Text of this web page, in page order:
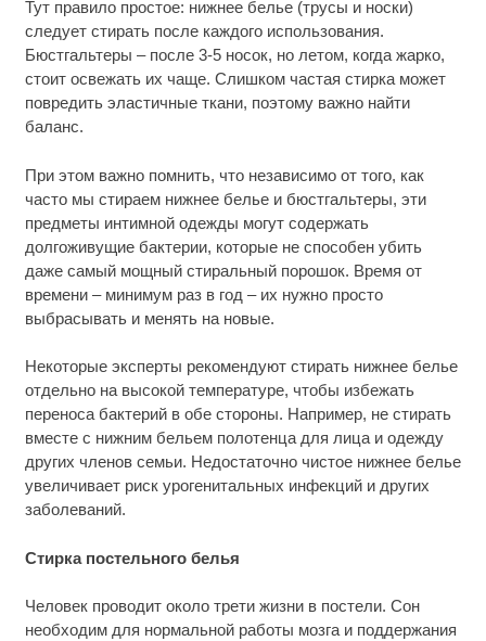
Тут правило простое: нижнее белье (трусы и носки)
следует стирать после каждого использования.
Бюстгальтеры – после 3-5 носок, но летом, когда жарко,
стоит освежать их чаще. Слишком частая стирка может
повредить эластичные ткани, поэтому важно найти
баланс.
При этом важно помнить, что независимо от того, как
часто мы стираем нижнее белье и бюстгальтеры, эти
предметы интимной одежды могут содержать
долгоживущие бактерии, которые не способен убить
даже самый мощный стиральный порошок. Время от
времени – минимум раз в год – их нужно просто
выбрасывать и менять на новые.
Некоторые эксперты рекомендуют стирать нижнее белье
отдельно на высокой температуре, чтобы избежать
переноса бактерий в обе стороны. Например, не стирать
вместе с нижним бельем полотенца для лица и одежду
других членов семьи. Недостаточно чистое нижнее белье
увеличивает риск урогенитальных инфекций и других
заболеваний.
Стирка постельного белья
Человек проводит около трети жизни в постели. Сон
необходим для нормальной работы мозга и поддержания